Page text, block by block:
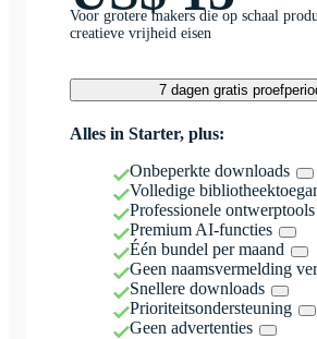
Voor grotere makers die op schaal
creatieve vrijheid eisen
7 dagen gratis
Alles in Starter, plus:
Onbeperkte downloads
Volledige
Professionele ontwerptools
Premium AI-functies
Één bundel per maand
Geen naamsvermelding
Snellere downloads
Prioriteitsondersteuning
Geen advertenties